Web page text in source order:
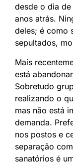
desde o dia
anos atrás.
deles; é como
sepultados,
Mais
está
Sobretudo
realizando o
mas não está
demanda.
nos postos e
separação
sanatórios é